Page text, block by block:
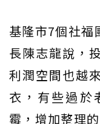
基隆市7個社福
長陳志龍說，
利潤空間也越
衣，有些過於
霉，增加整理